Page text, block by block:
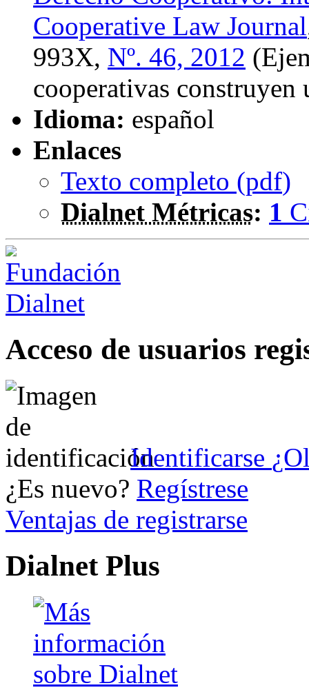
Cooperative Law Journal
993X, Nº. 46, 2012
cooperativas
Idioma: español
Enlaces
Texto completo (pdf)
Dialnet Métricas: 1
Acceso de usuarios
Identificarse
¿Es nuevo? Regístrese
Ventajas de registrarse
Dialnet Plus